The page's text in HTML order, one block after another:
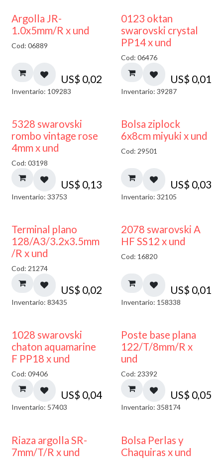
Argolla JR-
1.0x5mm/R x und
Cod: 06889
US$ 0,02
Inventario: 109283
0123 oktan
swarovski crystal
PP14 x und
Cod: 06476
US$ 0,01
Inventario: 39287
5328 swarovski
rombo vintage rose
4mm x und
Cod: 03198
US$ 0,13
Inventario: 33753
¡NUEVO!
Bolsa ziplock
6x8cm miyuki x und
Cod: 29501
US$ 0,03
Inventario: 32105
Terminal plano
128/A3/3.2x3.5mm
/R x und
Cod: 21274
US$ 0,02
Inventario: 83435
2078 swarovski A
HF SS12 x und
Cod: 16820
US$ 0,01
Inventario: 158338
1028 swarovski
chaton aquamarine
F PP18 x und
Cod: 09406
US$ 0,04
Inventario: 57403
Poste base plana
122/T/8mm/R x
und
Cod: 23392
US$ 0,05
Inventario: 358174
Riaza argolla SR-
7mm/T/R x und
Bolsa Perlas y
Chaquiras x und